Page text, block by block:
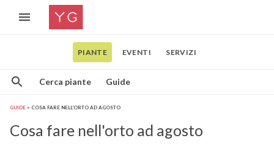
PIANTE EVENTI SERVIZI
Cerca piante Guide
GUIDE COSA FARE NELL'ORTO AD AGOSTO
Cosa fare nell'orto ad agosto